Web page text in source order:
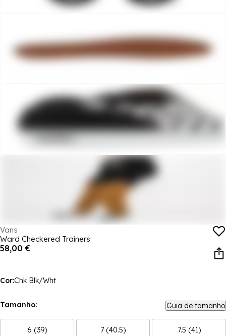
Vans
Ward Checkered Trainers
58,00 €
Cor:Chk Blk/Wht
Tamanho: Guia de tamanho
6 (39) 7 (40.5) 7.5 (41)